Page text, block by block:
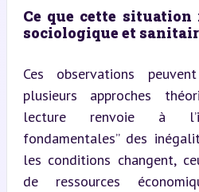
Ce que cette
sociologique et
Ces observations
plusieurs approches
lecture renvoie à
fondamentales” des
les conditions changent,
de ressources